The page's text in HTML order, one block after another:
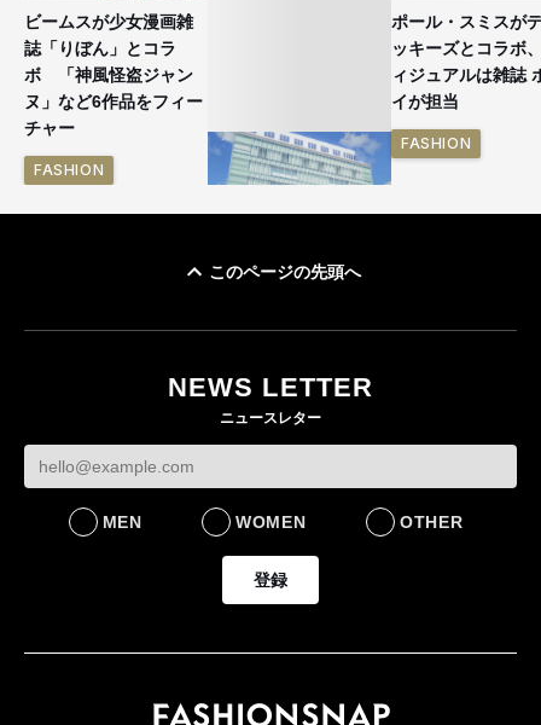
ビームスが少女漫画雑
誌「りぼん」とコラ
ボ 「神風怪盗ジャン
ヌ」など6作品をフィー
チャー
FASHION
FASHION
ポール・スミスが
ッキーズとコラボ
ィジュアルは雑誌
イが担当
FASHION
このページの先頭へ
NEWS LETTER
ニュースレター
MEN WOMEN OTHER
登録